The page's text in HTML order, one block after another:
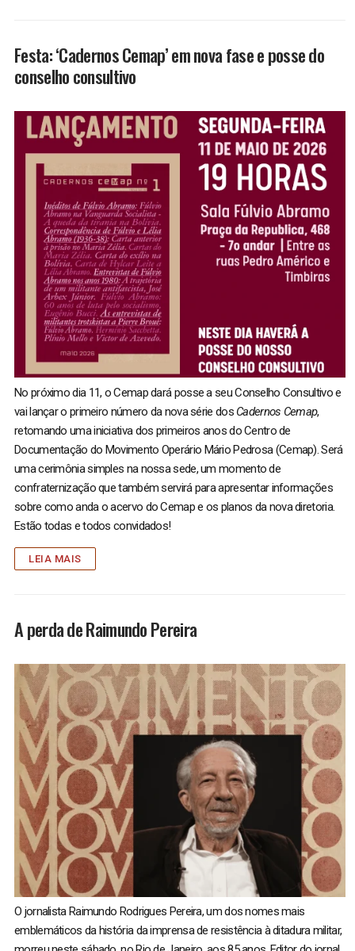
Festa: ‘Cadernos Cemap’ em nova fase e posse do
conselho consultivo
No próximo dia 11, o Cemap dará posse a seu Conselho Consultivo e
vai lançar o primeiro número da nova série dos Cadernos Cemap,
retomando uma iniciativa dos primeiros anos do Centro de
Documentação do Movimento Operário Mário Pedrosa (Cemap). Será
uma cerimônia simples na nossa sede, um momento de
confraternização que também servirá para apresentar informações
sobre como anda o acervo do Cemap e os planos da nova diretoria.
Estão todas e todos convidados!
LEIA MAIS
A perda de Raimundo Pereira
O jornalista Raimundo Rodrigues Pereira, um dos nomes mais
emblemáticos da história da imprensa de resistência à ditadura militar,